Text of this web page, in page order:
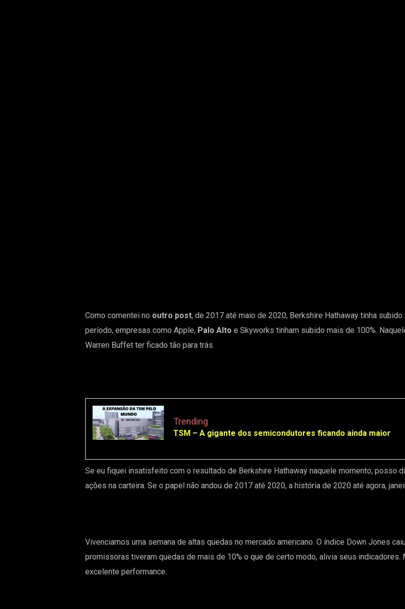
Como comentei no outro post, de 2017 até maio de 2020, Berkshire Hathaway tinha
período, empresas como Apple, Palo Alto e Skyworks tinham subido mais de 100%.
Warren Buffet ter ficado tão para trás.
Trending
TSM – A gigante dos semicondutores ficando ainda maior
Se eu fiquei insatisfeito com o resultado de Berkshire Hathaway naquele momento, posso
ações na carteira. Se o papel não andou de 2017 até 2020, a história de 2020 até agora,
Vivenciamos uma semana de altas quedas no mercado americano. O índice Down Jones
promissoras tiveram quedas de mais de 10% o que de certo modo, alivia seus indicadores.
excelente performance.